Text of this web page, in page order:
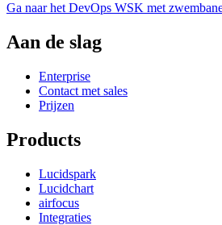
Ga naar het DevOps WSK met
Aan de slag
Enterprise
Contact met sales
Prijzen
Products
Lucidspark
Lucidchart
airfocus
Integraties